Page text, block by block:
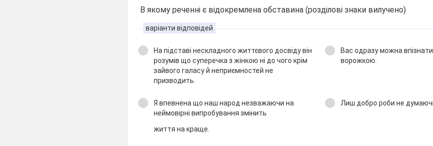
В якому реченні є відокремлена обставина (розділові знаки вилучено)
варіанти відповідей
На підставі нескладного життєвого досвіду він
розумів що суперечка з жінкою ні до чого крім
зайвого галасу й неприємностей не
призводить.
Вас одразу можна
ворожкою.
Я впевнена що наш народ незважаючи на
неймовірні випробування змінить
життя на краще.
Лиш добро роби не